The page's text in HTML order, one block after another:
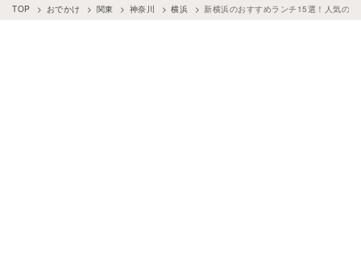
TOP おでかけ 関東 神奈川 横浜 新横浜のおすすめランチ15選！人気の